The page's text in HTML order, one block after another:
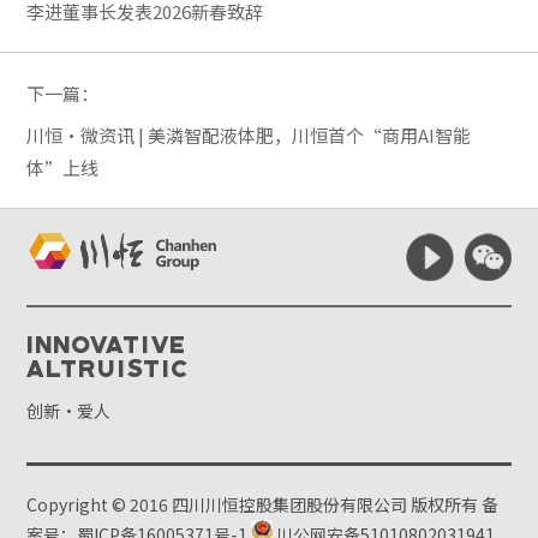
李进董事长发表2026新春致辞
下一篇：
川恒·微资讯 | 美潾智配液体肥，川恒首个“商用AI智能
体”上线
Innovative
Altruistic
创新·爱人
Copyright © 2016 四川川恒控股集团股份有限公司 版权所有备